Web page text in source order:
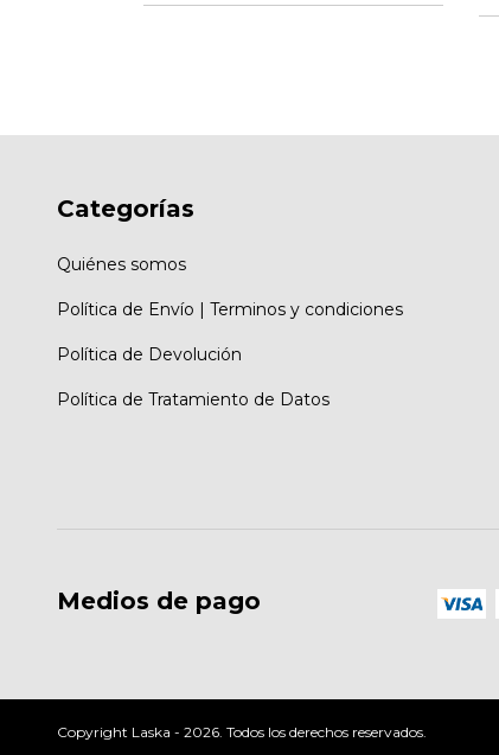
Categorías
Quiénes somos
Política de Envío | Terminos y condiciones
Política de Devolución
Política de Tratamiento de Datos
Medios de pago
Copyright Laska - 2026. Todos los derechos reservados.